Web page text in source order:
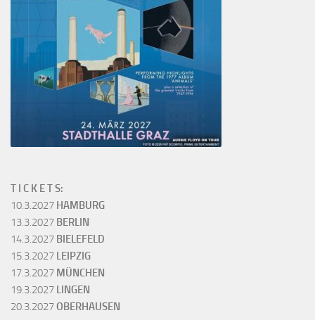
T I C K E T S:
10.3.2027 HAMBURG
13.3.2027 BERLIN
14.3.2027 BIELEFELD
15.3.2027 LEIPZIG
17.3.2027 MÜNCHEN
19.3.2027 LINGEN
20.3.2027OBERHAUSEN